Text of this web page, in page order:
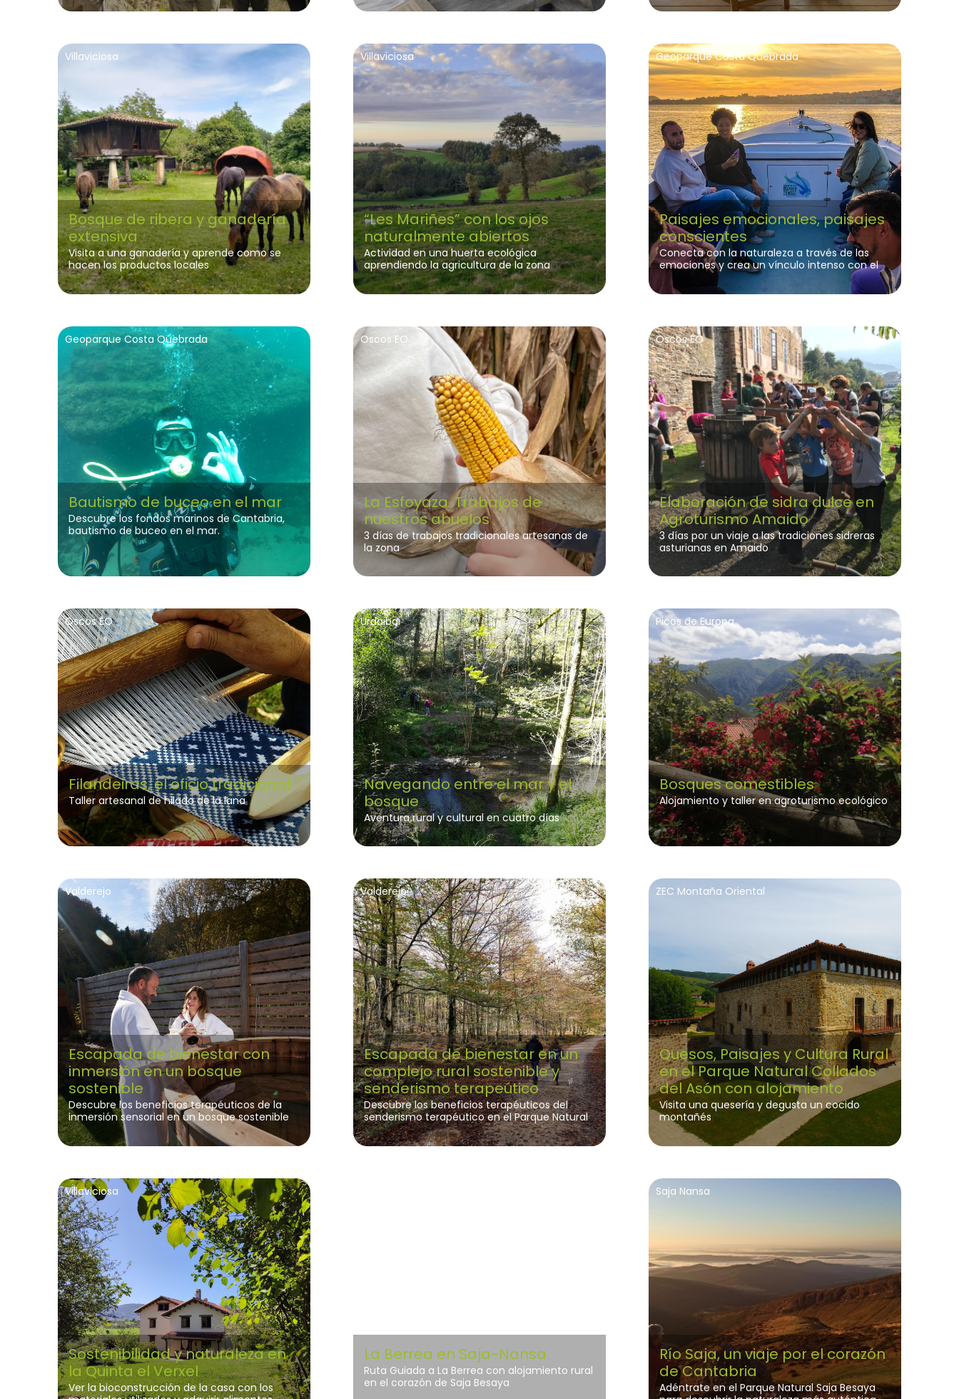
Villaviciosa
Bosque de ribera y ganadería
extensiva
Visita a una ganadería y aprende como se
hacen los productos locales
Villaviciosa
“Les Mariñes” con los ojos
naturalmente abiertos
Actividad en una huerta ecológica
aprendiendo la agricultura de la zona
Geoparque Costa Quebrada
Paisajes emocionales, paisajes
conscientes
Conecta con la naturaleza a través de las
emociones y crea un vínculo intenso con el
lugar.
Geoparque Costa Quebrada
Bautismo de buceo en el mar
Descubre los fondos marinos de Cantabria,
bautismo de buceo en el mar.
Oscos EO
La Esfoyaza. Trabajos de
nuestros abuelos
3 días de trabajos tradicionales artesanas de
la zona
Oscos EO
Elaboración de sidra dulce en
Agroturismo Amaido
3 días por un viaje a las tradiciones sidreras
asturianas en Amaido
Oscos EO
Filandeiras, el oficio tradicional
Taller artesanal de hilado de la lana
Urdaibai
Navegando entre el mar y el
bosque
Aventura rural y cultural en cuatro días
Picos de Europa
Bosques comestibles
Alojamiento y taller en agroturismo ecológico
Valderejo
Escapada de bienestar con
inmersión en un bosque
sostenible
Descubre los beneficios terapéuticos de la
inmersión sensorial en un bosque sostenible
Valderejo
Escapada de bienestar en un
complejo rural sostenible y
senderismo terapeútico
Descubre los beneficios terapéuticos del
senderismo terapéutico en el Parque Natural
de Valderejo
ZEC Montaña Oriental
Quesos, Paisajes y Cultura Rural
en el Parque Natural Collados
del Asón con alojamiento
Visita una quesería y degusta un cocido
montañés
Villaviciosa
Sostenibilidad y naturaleza en
la Quinta el Verxel
Ver la bioconstrucción de la casa con los
La Berrea en Saja-Nansa
Ruta Guiada a La Berrea con alojamiento rural
en el corazón de Saja Besaya
Saja Nansa
Río Saja, un viaje por el corazón
de Cantabria
Adéntrate en el Parque Natural Saja Besaya